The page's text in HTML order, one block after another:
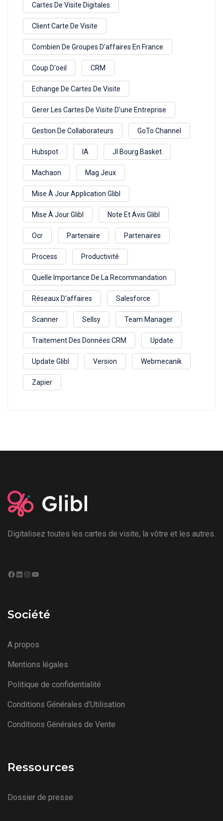
Cartes De Visite Digitales
Client Carte De Visite
Combien De Groupes D'affaires En France
Coup D'oeil CRM
Echange De Cartes De Visite
Gerer Les Cartes De Visite D'une Entreprise
Gestion De Collaborateurs GoTo Channel
Hubspot IA Jl Bourg Basket
Machaon Mag Jeux
Mise À Jour Application Glibl
Mise À Jour Glibl Note Et Avis Glibl
Ocr Partenaire Partenaires
Process Productivité
Quelle Importance De La Recommandation
Réseaux D'affaires Salesforce
Scanner Sellsy Team Manager
Traitement Des Données CRM Update
Update Glibl Version Webmecanik
Zapier
Digitalisez toutes les cartes de visite, la vôtre et les autres.
Facebook
LinkedIn
Instagram
Société
A propos
Mentions légales
Politique de confidentialité
Conditions Générales d’Utilisation
Conditions Générales de Vente
Ressources
Dossier de presse